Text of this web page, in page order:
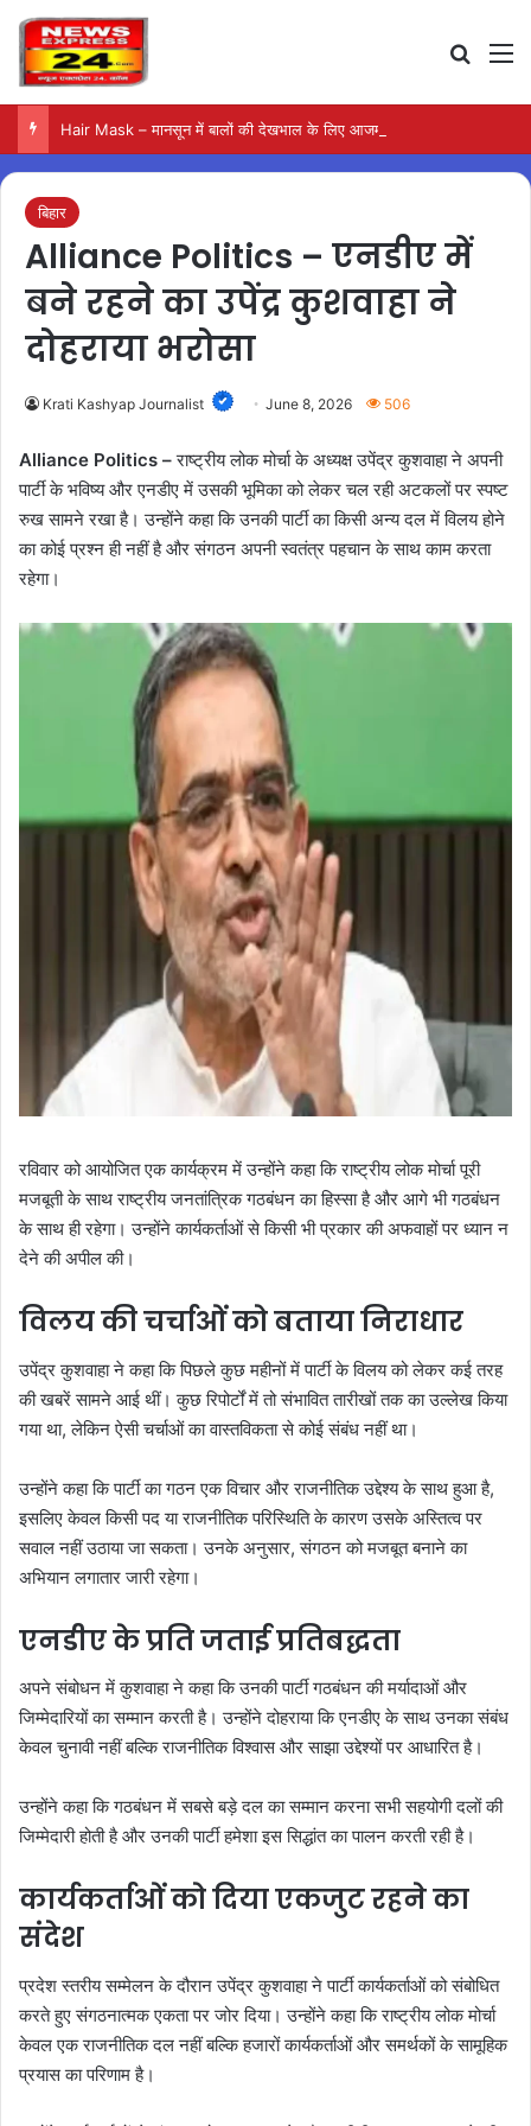
Hair Mask – मानसून में बालों की देखभाल के लिए आजमाएं अंडे का मास्क
बिहार
Alliance Politics – एनडीए में
बने रहने का उपेंद्र कुशवाहा ने
दोहराया भरोसा
Krati Kashyap Journalist June 8, 2026 506
Alliance Politics –राष्ट्रीय लोक मोर्चा के अध्यक्ष उपेंद्र कुशवाहा ने अपनी
पार्टी के भविष्य और एनडीए में उसकी भूमिका को लेकर चल रही अटकलों पर स्पष्ट
रुख सामने रखा है। उन्होंने कहा कि उनकी पार्टी का किसी अन्य दल में विलय होने
का कोई प्रश्न ही नहीं है और संगठन अपनी स्वतंत्र पहचान के साथ काम करता
रहेगा।
रविवार को आयोजित एक कार्यक्रम में उन्होंने कहा कि राष्ट्रीय लोक मोर्चा पूरी
मजबूती के साथ राष्ट्रीय जनतांत्रिक गठबंधन का हिस्सा है और आगे भी गठबंधन
के साथ ही रहेगा। उन्होंने कार्यकर्ताओं से किसी भी प्रकार की अफवाहों पर ध्यान न
देने की अपील की।
विलय की चर्चाओं को बताया निराधार
उपेंद्र कुशवाहा ने कहा कि पिछले कुछ महीनों में पार्टी के विलय को लेकर कई तरह
की खबरें सामने आई थीं। कुछ रिपोर्टों में तो संभावित तारीखों तक का उल्लेख किया
गया था, लेकिन ऐसी चर्चाओं का वास्तविकता से कोई संबंध नहीं था।
उन्होंने कहा कि पार्टी का गठन एक विचार और राजनीतिक उद्देश्य के साथ हुआ है,
इसलिए केवल किसी पद या राजनीतिक परिस्थिति के कारण उसके अस्तित्व पर
सवाल नहीं उठाया जा सकता। उनके अनुसार, संगठन को मजबूत बनाने का
अभियान लगातार जारी रहेगा।
एनडीए के प्रति जताई प्रतिबद्धता
अपने संबोधन में कुशवाहा ने कहा कि उनकी पार्टी गठबंधन की मर्यादाओं और
जिम्मेदारियों का सम्मान करती है। उन्होंने दोहराया कि एनडीए के साथ उनका संबंध
केवल चुनावी नहीं बल्कि राजनीतिक विश्वास और साझा उद्देश्यों पर आधारित है।
उन्होंने कहा कि गठबंधन में सबसे बड़े दल का सम्मान करना सभी सहयोगी दलों की
जिम्मेदारी होती है और उनकी पार्टी हमेशा इस सिद्धांत का पालन करती रही है।
कार्यकर्ताओं को दिया एकजुट रहने का
संदेश
प्रदेश स्तरीय सम्मेलन के दौरान उपेंद्र कुशवाहा ने पार्टी कार्यकर्ताओं को संबोधित
करते हुए संगठनात्मक एकता पर जोर दिया। उन्होंने कहा कि राष्ट्रीय लोक मोर्चा
केवल एक राजनीतिक दल नहीं बल्कि हजारों कार्यकर्ताओं और समर्थकों के सामूहिक
प्रयास का परिणाम है।